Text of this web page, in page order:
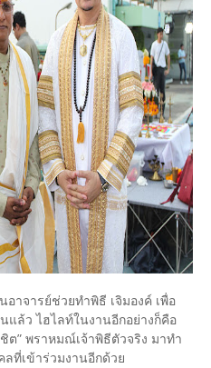
าจารย์ช่วยทำพิธี เจิมองค์ เพื่อ
แล้ว ไฮไลท์ในงานอีกอย่างก็คือ
ต” พราหมณ์เจ้าพิธีตัวจริง มาทำ
ที่เข้าร่วมงานอีกด้วย